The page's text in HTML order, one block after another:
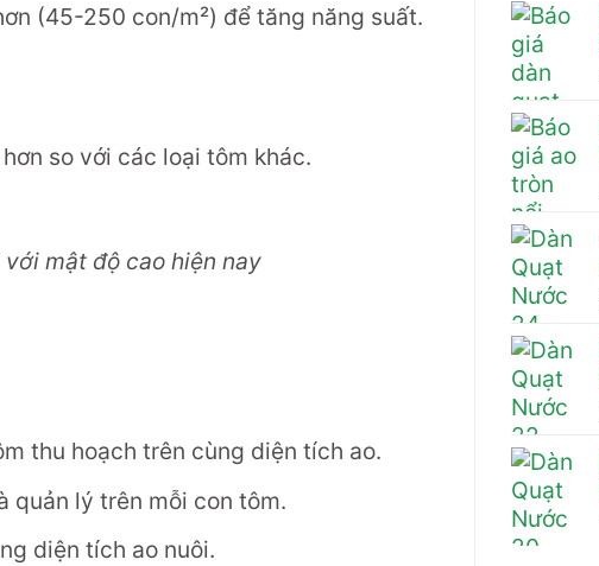
(45-250 con/m²) để tăng năng suất.
so với các loại tôm khác.
mật độ cao hiện nay
thu hoạch trên cùng diện tích ao.
quản lý trên mỗi con tôm.
diện tích ao nuôi.